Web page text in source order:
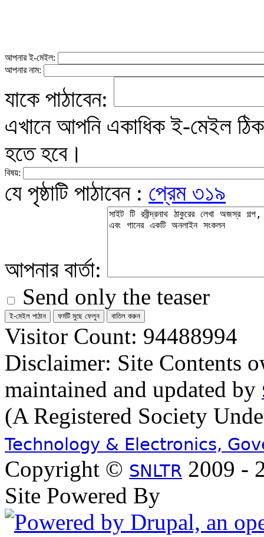
আপনার ই-মেইল:
আপনার নাম:
যাকে পাঠাবেন:
এখানে আপনি একাধিক ই-মেইল
হতে হবে।
বিষয়:
যে পৃষ্ঠাটি পাঠাবেন : প্রেম ৩১৯
আপনার বার্তা:
Send only the teaser
Visitor Count: 94488994
Disclaimer: Site Contents
maintained and updated by
(A Registered Society
Technology & Electronics,
Copyright © SNLTR 2009 -
Site Powered By